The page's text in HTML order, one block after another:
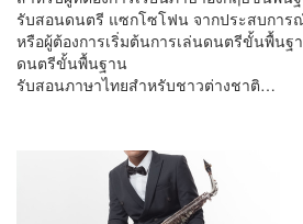
รับสอนดนตรี แซกโซโฟน จากประสบการ
หรือผู้ต้องการเริ่มต้นการเล่นดนตรีขั้นพื้น
ดนตรีขั้นพื้นฐาน
รับสอนภาษาไทยสำหรับชาวต่างชาติ…